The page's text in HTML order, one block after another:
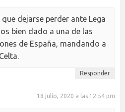
dejarse perder ante Lega
bien dado a una de las
de España, mandando a
Responder
18 julio, 2020 a las 12:54 pm